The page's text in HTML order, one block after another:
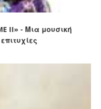
II» - Μια μουσική